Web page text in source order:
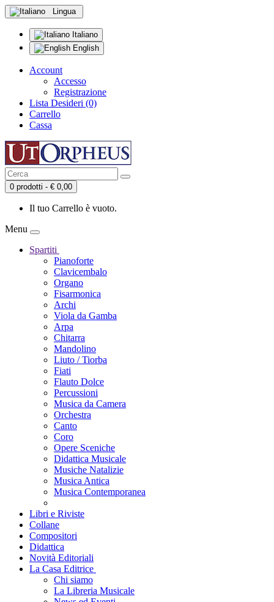
Lingua
Italiano
English
Account
Accesso
Registrazione
Lista Desideri (0)
Carrello
Cassa
0 prodotti - € 0,00
Il tuo Carrello è vuoto.
Menu
Spartiti
Pianoforte
Clavicembalo
Organo
Fisarmonica
Archi
Viola da Gamba
Arpa
Chitarra
Mandolino
Liuto / Tiorba
Fiati
Flauto Dolce
Percussioni
Musica da Camera
Orchestra
Canto
Coro
Opere Sceniche
Didattica Musicale
Musiche Natalizie
Musica Antica
Musica Contemporanea
Libri e Riviste
Collane
Compositori
Didattica
Novità Editoriali
La Casa Editrice
Chi siamo
La Libreria Musicale